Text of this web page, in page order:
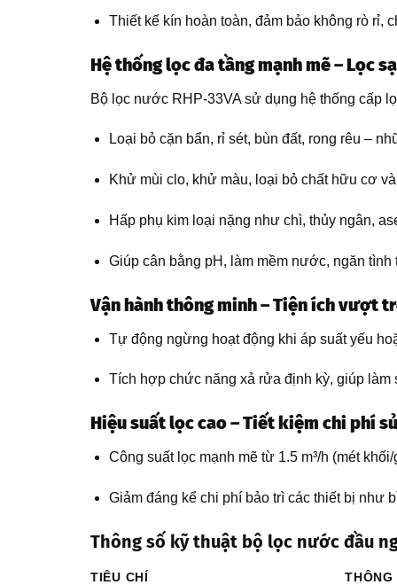
Thiết kế kín hoàn toàn, đảm bảo không rò rỉ,
Hệ thống lọc đa tầng mạnh mẽ – Lọc
Bộ lọc nước RHP-33VA sử dụng hệ thống cấp
Loại bỏ cặn bẩn, rỉ sét, bùn đất, rong rêu –
Khử mùi clo, khử màu, loại bỏ chất hữu cơ
Hấp phụ kim loại nặng như chì, thủy ngân,
Giúp cân bằng pH, làm mềm nước, ngăn
Vận hành thông minh – Tiện ích vượt
Tự động ngừng hoạt động khi áp suất yếu
Tích hợp chức năng xả rửa định kỳ, giúp làm
Hiệu suất lọc cao – Tiết kiệm chi phí
Công suất lọc mạnh mẽ từ 1.5 m³/h (mét
Giảm đáng kể chi phí bảo trì các thiết bị
Thông số kỹ thuật bộ lọc nước đầu
TIÊU CHÍ